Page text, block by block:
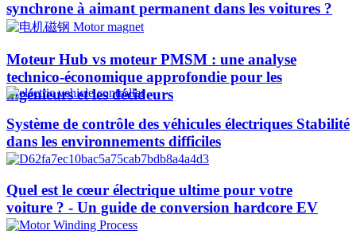
synchrone à aimant permanent dans les voitures ?
Moteur Hub vs moteur PMSM : une analyse
technico-économique approfondie pour les
ingénieurs et les décideurs
Système de contrôle des véhicules électriques Stabilité
dans les environnements difficiles
Quel est le cœur électrique ultime pour votre
voiture ? - Un guide de conversion hardcore EV